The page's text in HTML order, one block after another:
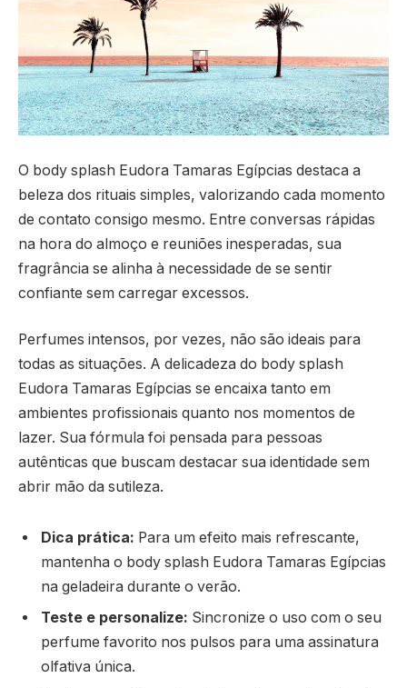
O body splash Eudora Tamaras Egípcias destaca a
beleza dos rituais simples, valorizando cada momento
de contato consigo mesmo. Entre conversas rápidas
na hora do almoço e reuniões inesperadas, sua
fragrância se alinha à necessidade de se sentir
confiante sem carregar excessos.
Perfumes intensos, por vezes, não são ideais para
todas as situações. A delicadeza do body splash
Eudora Tamaras Egípcias se encaixa tanto em
ambientes profissionais quanto nos momentos de
lazer. Sua fórmula foi pensada para pessoas
autênticas que buscam destacar sua identidade sem
abrir mão da sutileza.
Dica prática: Para um efeito mais refrescante,
mantenha o body splash Eudora Tamaras Egípcias
na geladeira durante o verão.
Teste e personalize: Sincronize o uso com o seu
perfume favorito nos pulsos para uma assinatura
olfativa única.